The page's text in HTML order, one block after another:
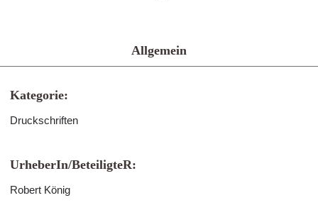
Allgemein
Kategorie:
Druckschriften
UrheberIn/BeteiligteR:
Robert König